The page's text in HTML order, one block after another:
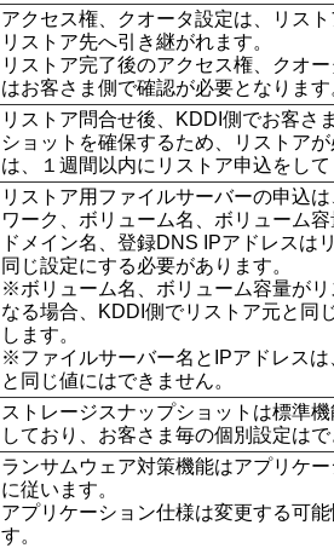
アクセス権、クオータ設定は、リス
リストア先へ引き継がれます。
リストア完了後のアクセス権、クオ
はお客さま側で確認が必要となります
リストア問合せ後、KDDI側でお客さ
ショットを確保するため、リストア
は、１週間以内にリストア申込をし
リストア用ファイルサーバーの申込
ワーク、ボリューム名、ボリューム
ドメイン名、登録DNS IPアドレスは
同じ設定にする必要があります。
※ボリューム名、ボリューム容量が
なる場合、KDDI側でリストア元と同
します。
※ファイルサーバー名とIPアドレスは
と同じ値にはできません。
ストレージスナップショットは標準
しており、お客さま毎の個別設定は
ランサムウェア対策機能はアプリケ
に従います。
アプリケーション仕様は変更する可
す。